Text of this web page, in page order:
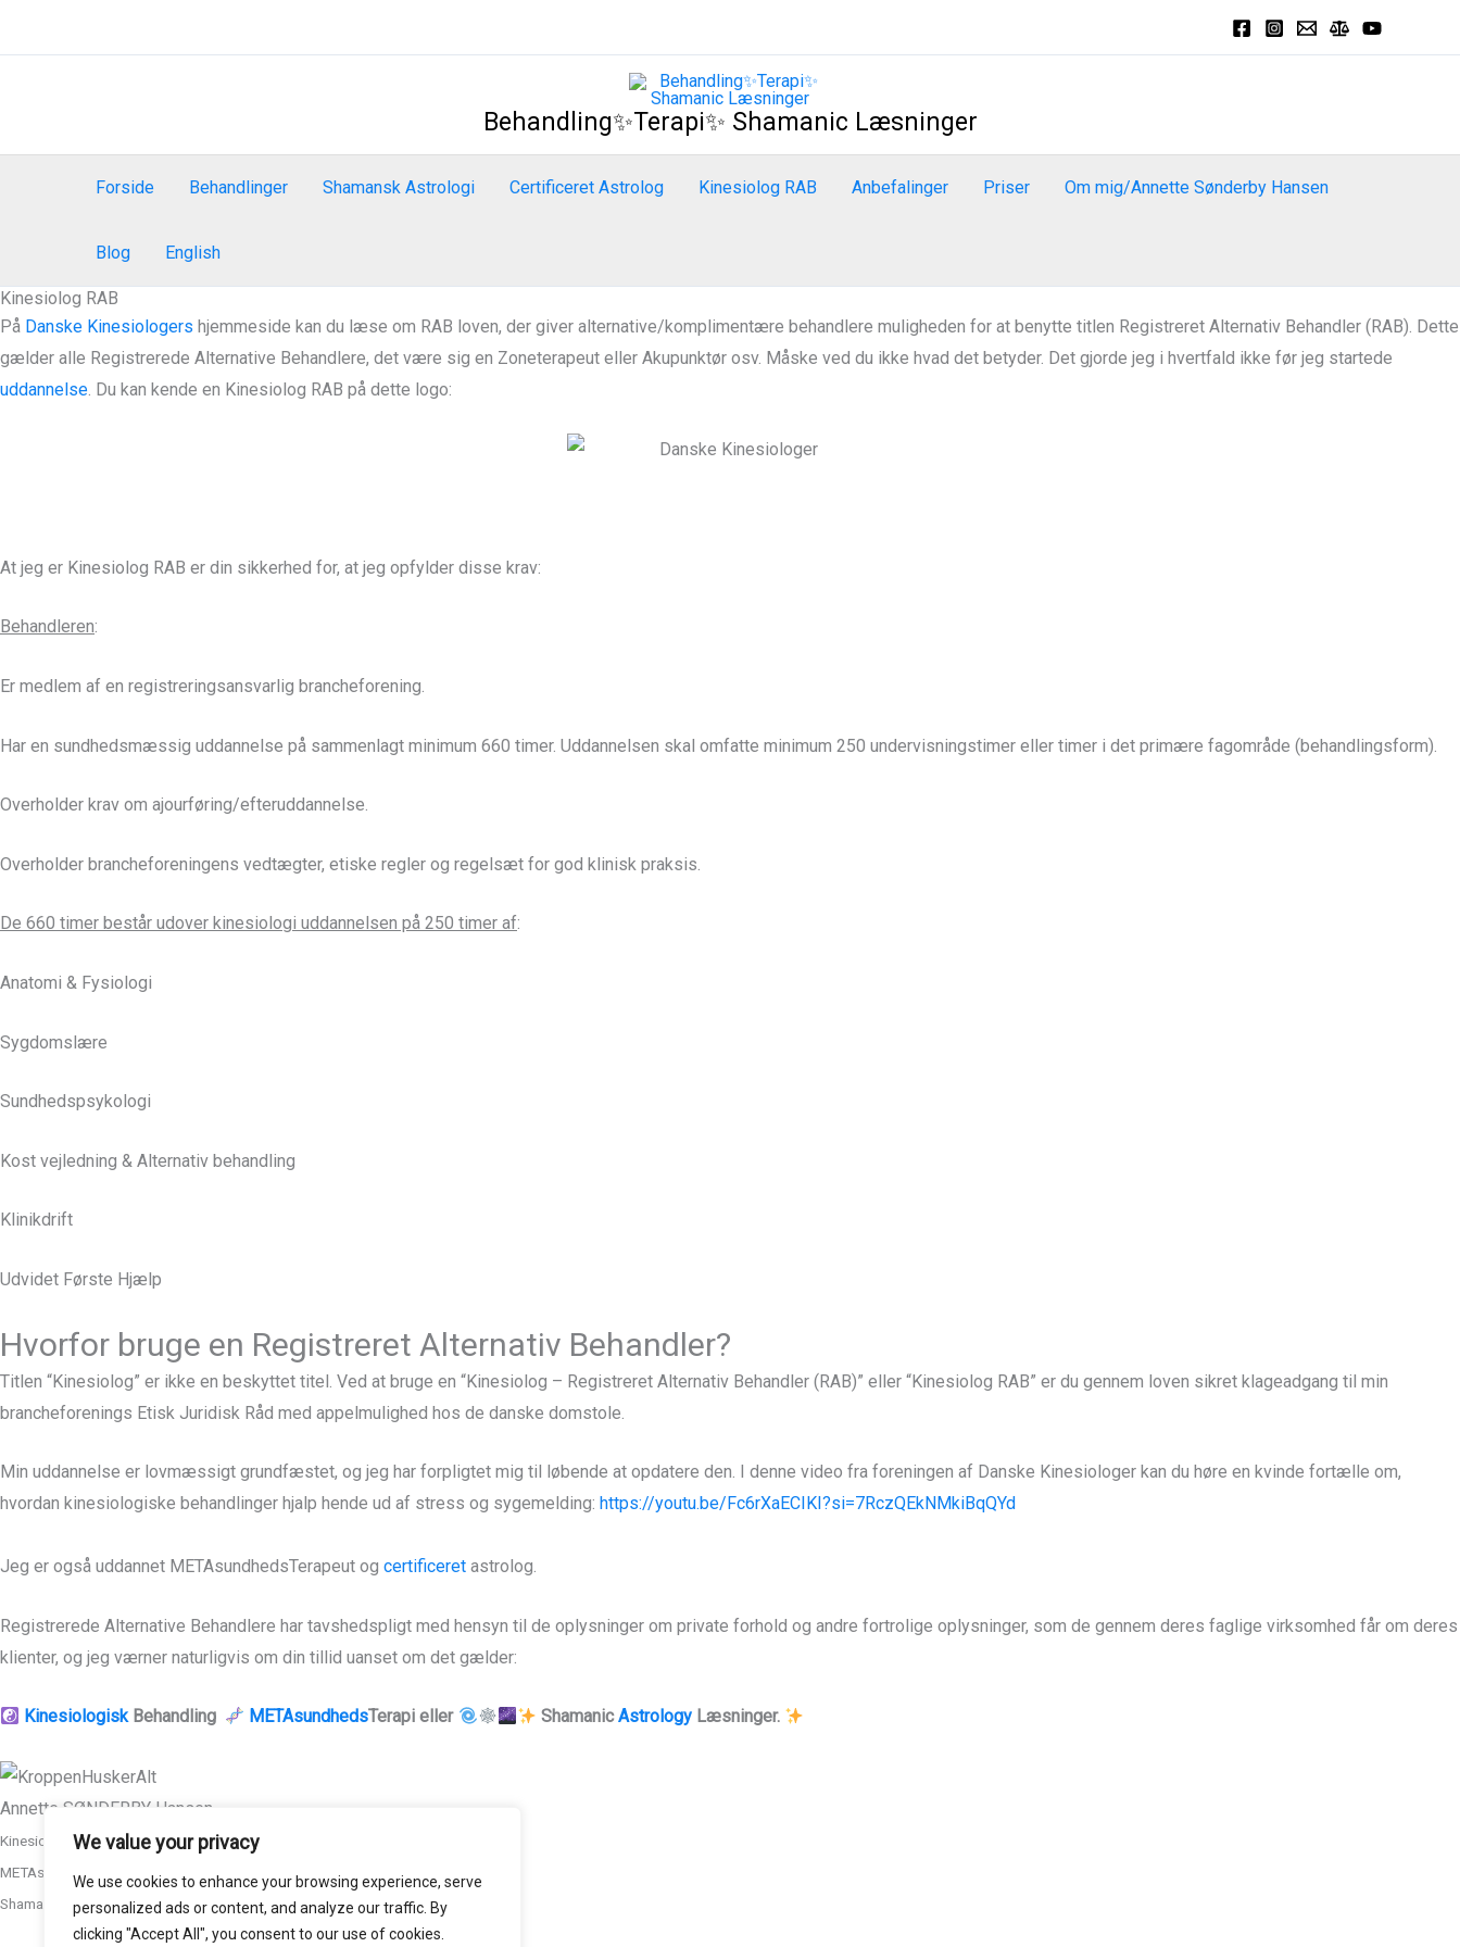
We value your privacy
We use cookies to enhance your browsing experience, serve
personalized ads or content, and analyze our traffic. By
clicking "Accept All", you consent to our use of cookies.
Behandling✨Terapi✨ Shamanic Læsninger
Forside Behandlinger Shamansk Astrologi Certificeret Astrolog Kinesiolog RAB Anbefalinger Priser Om mig/Annette Sønderby Hansen
Blog English
Kinesiolog RAB
På Danske Kinesiologers hjemmeside kan du læse om RAB loven, der giver alternative/komplimentære behandlere muligheden for at benytte titlen Registreret Alternativ Behandler (RAB). Dette
gælder alle Registrerede Alternative Behandlere, det være sig en Zoneterapeut eller Akupunktør osv. Måske ved du ikke hvad det betyder. Det gjorde jeg i hvertfald ikke før jeg startede
uddannelse. Du kan kende en Kinesiolog RAB på dette logo:
At jeg er Kinesiolog RAB er din sikkerhed for, at jeg opfylder disse krav:
Behandleren:
Er medlem af en registreringsansvarlig brancheforening.
Har en sundhedsmæssig uddannelse på sammenlagt minimum 660 timer. Uddannelsen skal omfatte minimum 250 undervisningstimer eller timer i det primære fagområde (behandlingsform).
Overholder krav om ajourføring/efteruddannelse.
Overholder brancheforeningens vedtægter, etiske regler og regelsæt for god klinisk praksis.
De 660 timer består udover kinesiologi uddannelsen på 250 timer af:
Anatomi & Fysiologi
Sygdomslære
Sundhedspsykologi
Kost vejledning & Alternativ behandling
Klinikdrift
Udvidet Første Hjælp
Hvorfor bruge en Registreret Alternativ Behandler?
Titlen “Kinesiolog” er ikke en beskyttet titel. Ved at bruge en “Kinesiolog – Registreret Alternativ Behandler (RAB)” eller “Kinesiolog RAB” er du gennem loven sikret klageadgang til min
brancheforenings Etisk Juridisk Råd med appelmulighed hos de danske domstole.
Min uddannelse er lovmæssigt grundfæstet, og jeg har forpligtet mig til løbende at opdatere den. I denne video fra foreningen af Danske Kinesiologer kan du høre en kvinde fortælle om,
hvordan kinesiologiske behandlinger hjalp hende ud af stress og sygemelding: https://youtu.be/Fc6rXaECIKI?si=7RczQEkNMkiBqQYd
Jeg er også uddannet METAsundhedsTerapeut og certificeret astrolog.
Registrerede Alternative Behandlere har tavshedspligt med hensyn til de oplysninger om private forhold og andre fortrolige oplysninger, som de gennem deres faglige virksomhed får om deres
klienter, og jeg værner naturligvis om din tillid uanset om det gælder:
KinesiologiskBehandling METAsundhedsTerapi eller ShamanicAstrology Læsninger.
Annette SØNDERBY Hansen
Kinesiolog RAB
METAsundhedsTerapeut
Shamansk/TOTAMS Astrolog